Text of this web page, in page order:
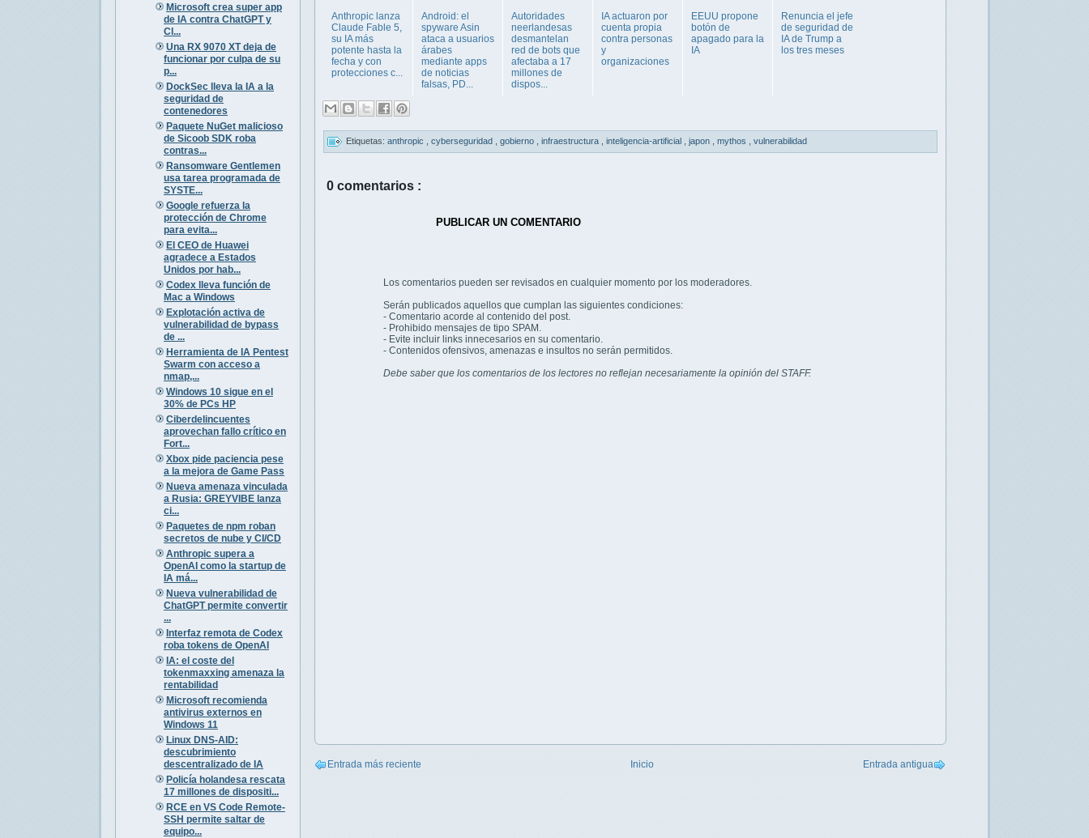
Microsoft crea super app
de IA contra ChatGPT y
Cl...
Una RX 9070 XT deja de
funcionar por culpa de su
p...
DockSec lleva la IA a la
seguridad de
contenedores
Paquete NuGet malicioso
de Sicoob SDK roba
contras...
Ransomware Gentlemen
usa tarea programada de
SYSTE...
Google refuerza la
protección de Chrome
para evita...
El CEO de Huawei
agradece a Estados
Unidos por hab...
Codex lleva función de
Mac a Windows
Explotación activa de
vulnerabilidad de bypass
de ...
Herramienta de IA Pentest
Swarm con acceso a
nmap,...
Windows 10 sigue en el
30% de PCs HP
Ciberdelincuentes
aprovechan fallo crítico en
Fort...
Xbox pide paciencia pese
a la mejora de Game Pass
Nueva amenaza vinculada
a Rusia: GREYVIBE lanza
ci...
Paquetes de npm roban
secretos de nube y CI/CD
Anthropic supera a
OpenAI como la startup de
IA má...
Nueva vulnerabilidad de
ChatGPT permite convertir
...
Interfaz remota de Codex
roba tokens de OpenAI
IA: el coste del
tokenmaxxing amenaza la
rentabilidad
Microsoft recomienda
antivirus externos en
Windows 11
Linux DNS-AID:
descubrimiento
descentralizado de IA
Policía holandesa rescata
17 millones de dispositi...
RCE en VS Code Remote-
SSH permite saltar de
equipo...
Anthropic lanza
Claude Fable 5,
su IA más
potente hasta la
fecha y con
protecciones c...
Android: el
spyware Asin
ataca a usuarios
árabes
mediante apps
de noticias
falsas, PD...
Autoridades
neerlandesas
desmantelan
red de bots que
afectaba a 17
millones de
dispos...
IA actuaron por
cuenta propia
contra personas
y
organizaciones
EEUU propone
botón de
apagado para la
IA
Renuncia el jefe
de seguridad de
IA de Trump a
los tres meses
Etiquetas: anthropic cyberseguridad gobierno infraestructura inteligencia-artificial japon mythos vulnerabilidad
0 comentarios :
PUBLICAR UN COMENTARIO
Los comentarios pueden ser revisados en cualquier momento por los moderadores.
Serán publicados aquellos que cumplan las siguientes condiciones:
- Comentario acorde al contenido del post.
- Prohibido mensajes de tipo SPAM.
- Evite incluir links innecesarios en su comentario.
- Contenidos ofensivos, amenazas e insultos no serán permitidos.
Debe saber que los comentarios de los lectores no reflejan necesariamente la opinión del STAFF.
Entrada más reciente Entrada antigua
Inicio